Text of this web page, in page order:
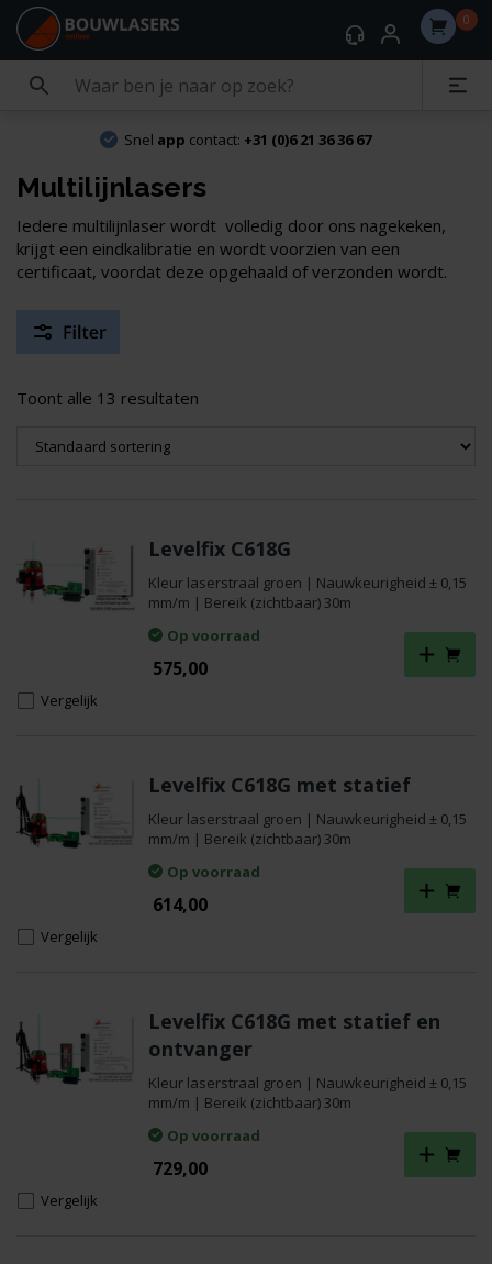
0
Snel app contact: +31 (0)6 21 36 36 67
Multilijnlasers
Iedere multilijnlaser wordt volledig door ons nagekeken,
krijgt een eindkalibratie en wordt voorzien van een
certificaat, voordat deze opgehaald of verzonden wordt.
Toont alle 13 resultaten
Levelfix C618G
Kleur laserstraal groen | Nauwkeurigheid ± 0,15
mm/m | Bereik (zichtbaar) 30m
Op voorraad
575,00
Vergelijk
Levelfix C618G met statief
Kleur laserstraal groen | Nauwkeurigheid ± 0,15
mm/m | Bereik (zichtbaar) 30m
Op voorraad
614,00
Vergelijk
Levelfix C618G met statief en
ontvanger
Kleur laserstraal groen | Nauwkeurigheid ± 0,15
mm/m | Bereik (zichtbaar) 30m
Op voorraad
729,00
Vergelijk